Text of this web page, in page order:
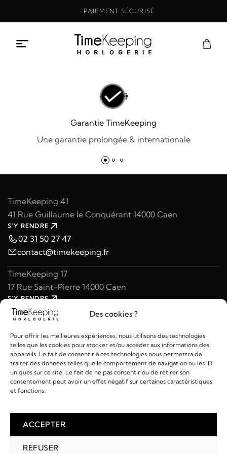
Des cookies ?
Pour offrir les meilleures expériences, nous utilisons des technologies
telles que les cookies pour stocker et/ou accéder aux informations des
appareils. Le fait de consentir à ces technologies nous permettra de
traiter des données telles que le comportement de navigation ou les ID
uniques sur ce site. Le fait de ne pas consentir ou de retirer son
consentement peut avoir un effet négatif sur certaines caractéristiques
et fonctions.
ACCEPTER
REFUSER
PAIEMENT SÉCURISÉ
Garantie TimeKeeping
Une garantie prolongée & internationale
TimeKeeping 41
41 Rue Guillaume le Conquérant 14000 Caen
S'Y RENDRE
02 31 50 27 47
contact@timekeeping.fr
TimeKeeping 17
17 Rue Saint-Pierre 14000 Caen
S'Y RENDRE
02 31 47 49 97
contact@timekeeping.fr
Liens utiles
2026 © TIMEKEEPING - Réalisé par